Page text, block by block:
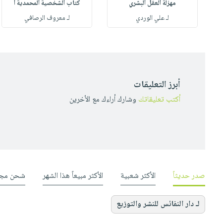
مهزلة العقل البشري
لـ علي الوردي
كتاب الشخصية المحمدية أ
لـ معروف الرصافي
أبرز التعليقات
أكتب تعليقاتك وشارك أراءك مع الأخرين
صدر حديثاً الأكثر شعبية الأكثر مبيعاً هذا الشهر شحن
لـ دار النفائس للنشر والتوزيع